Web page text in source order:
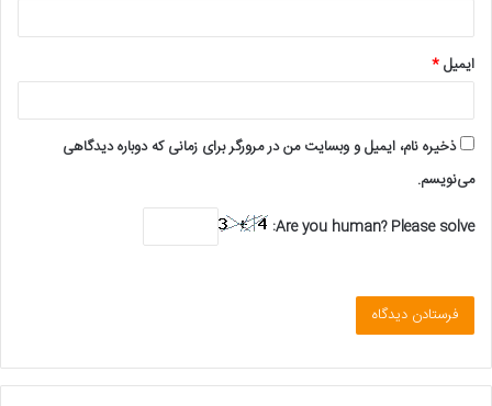
ایمیل*
ذخیره نام، ایمیل و وبسایت من در مرورگر برای زمانی که دوباره دیدگاهی
می‌نویسم.
Are you human? Please solve: